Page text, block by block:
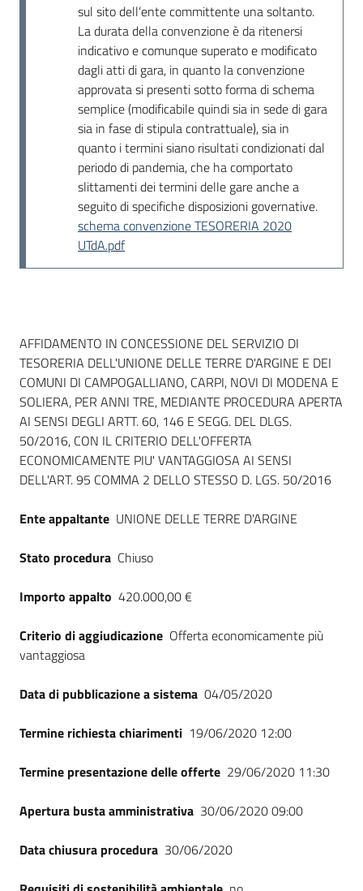
sul sito dell’ente committente una soltanto.
La durata della convenzione è da ritenersi
indicativo e comunque superato e modificato
dagli atti di gara, in quanto la convenzione
approvata si presenti sotto forma di schema
semplice (modificabile quindi sia in sede di gara
sia in fase di stipula contrattuale), sia in
quanto i termini siano risultati condizionati dal
periodo di pandemia, che ha comportato
slittamenti dei termini delle gare anche a
seguito di specifiche disposizioni governative.
schema convenzione TESORERIA 2020
UTdA.pdf
Dati del bando
AFFIDAMENTO IN CONCESSIONE DEL SERVIZIO DI
TESORERIA DELL'UNIONE DELLE TERRE D'ARGINE E DEI
COMUNI DI CAMPOGALLIANO, CARPI, NOVI DI MODENA E
SOLIERA, PER ANNI TRE, MEDIANTE PROCEDURA APERTA
AI SENSI DEGLI ARTT. 60, 146 E SEGG. DEL DLGS.
50/2016, CON IL CRITERIO DELL'OFFERTA
ECONOMICAMENTE PIU' VANTAGGIOSA AI SENSI
DELL'ART. 95 COMMA 2 DELLO STESSO D. LGS. 50/2016
Ente appaltante UNIONE DELLE TERRE D'ARGINE
Stato procedura Chiuso
Importo appalto 420.000,00 €
Criterio di aggiudicazione Offerta economicamente più
vantaggiosa
Data di pubblicazione a sistema 04/05/2020
Termine richiesta chiarimenti 19/06/2020 12:00
Termine presentazione delle offerte 29/06/2020 11:30
Apertura busta amministrativa 30/06/2020 09:00
Data chiusura procedura 30/06/2020